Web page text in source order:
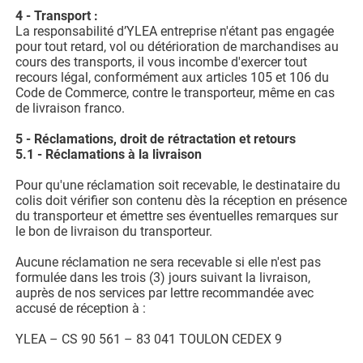
4 - Transport :
La responsabilité d’YLEA entreprise n'étant pas engagée
pour tout retard, vol ou détérioration de marchandises au
cours des transports, il vous incombe d'exercer tout
recours légal, conformément aux articles 105 et 106 du
Code de Commerce, contre le transporteur, même en cas
de livraison franco.
5 - Réclamations, droit de rétractation et retours
5.1 - Réclamations à la livraison
Pour qu'une réclamation soit recevable, le destinataire du
colis doit vérifier son contenu dès la réception en présence
du transporteur et émettre ses éventuelles remarques sur
le bon de livraison du transporteur.
Aucune réclamation ne sera recevable si elle n'est pas
formulée dans les trois (3) jours suivant la livraison,
auprès de nos services par lettre recommandée avec
accusé de réception à :
YLEA – CS 90 561 – 83 041 TOULON CEDEX 9